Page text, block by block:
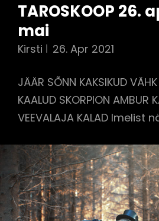
TAROSKOOP 26.
mai
Kirsti 26. Apr 2021
JÄÄR SÕNN KAKSIKUD
KAALUD SKORPION AMBUR
VEEVALAJA KALAD Imelist